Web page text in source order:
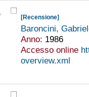
[Recensione]
Baroncini,
Anno: 1986
Accesso online
overview.xml